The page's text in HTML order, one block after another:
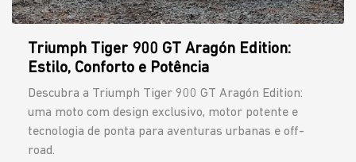
Triumph Tiger 900 GT Aragón Edition:
Estilo, Conforto e Potência
Descubra a Triumph Tiger 900 GT Aragón Edition:
uma moto com design exclusivo, motor potente e
tecnologia de ponta para aventuras urbanas e off-
road.